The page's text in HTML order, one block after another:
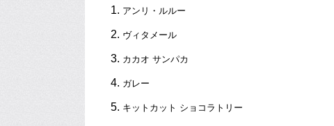
アンリ・ルルー
ヴィタメール
カカオ サンパカ
ガレー
キットカット ショコラトリー